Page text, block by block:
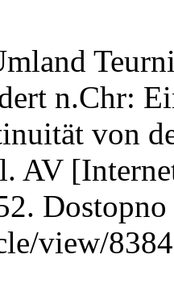
n.Chr:
von
AV
view/8384